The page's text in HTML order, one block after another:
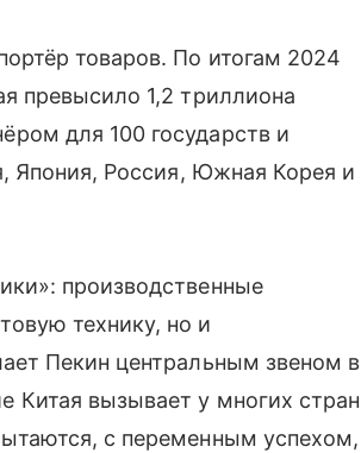
товаров. По итогам 2024
превысило 1,2 триллиона
для 100 государств и
Япония, Россия, Южная Корея и
производственные
технику, но и
Пекин центральным звеном в
Китая вызывает у многих стран
с переменным успехом,